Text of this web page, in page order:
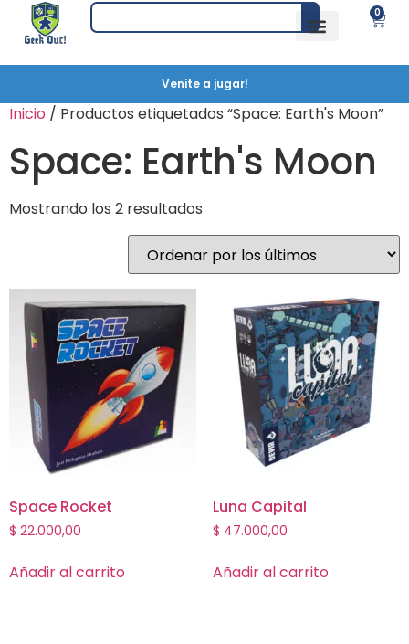
0
Venite a jugar!
Inicio / Productos etiquetados “Space: Earth's Moon”
Space: Earth's Moon
Mostrando los 2 resultados
Space Rocket
$ 22.000,00
Añadir al carrito
Luna Capital
$ 47.000,00
Añadir al carrito